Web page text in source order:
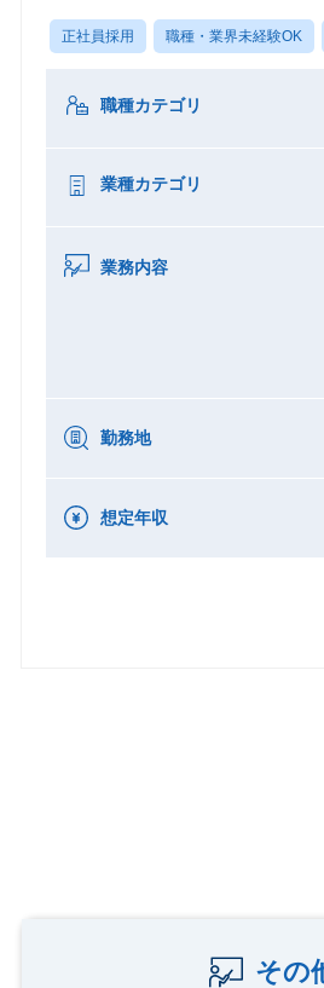
正社員採用 職種・業界未経験OK
職種カテゴリ
業種カテゴリ
業務内容
勤務地
想定年収
その